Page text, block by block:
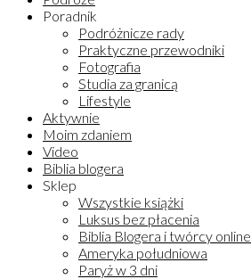
Poradnik
Podróżnicze rady
Praktyczne przewodniki
Fotografia
Studia za granicą
Lifestyle
Aktywnie
Moim zdaniem
Video
Biblia blogera
Sklep
Wszystkie książki
Luksus bez płacenia
Biblia Blogera i twórcy online
Ameryka południowa
Paryż w 3 dni